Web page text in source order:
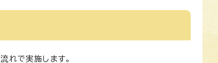
れで実施します。